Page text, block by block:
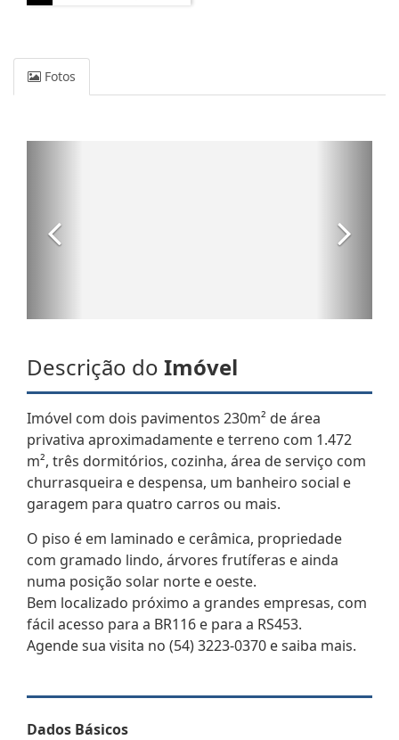
Fotos
Descrição do Imóvel
Imóvel com dois pavimentos 230m² de área
privativa aproximadamente e terreno com 1.472
m², três dormitórios, cozinha, área de serviço com
churrasqueira e despensa, um banheiro social e
garagem para quatro carros ou mais.
O piso é em laminado e cerâmica, propriedade
com gramado lindo, árvores frutíferas e ainda
numa posição solar norte e oeste.
Bem localizado próximo a grandes empresas, com
fácil acesso para a BR116 e para a RS453.
Agende sua visita no (54) 3223-0370 e saiba mais.
Dados Básicos